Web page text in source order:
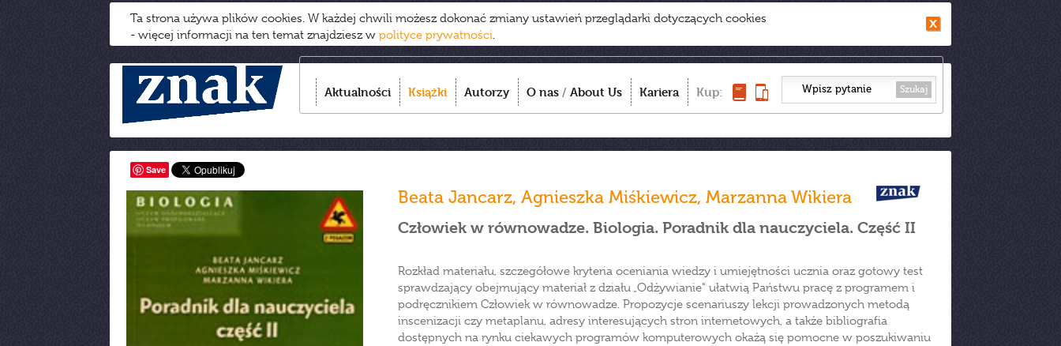
Ta strona używa plików cookies. W każdej chwili możesz dokonać zmiany ustawień przeglądarki dotyczących cookies
- więcej informacji na ten temat znajdziesz w polityce prywatności.
Aktualności Książki Autorzy O nas / About Us Kariera Kup: Szukaj
Save
Beata Jancarz, Agnieszka Miśkiewicz, Marzanna Wikiera
Człowiek w równowadze. Biologia. Poradnik dla nauczyciela. Część II
Rozkład materiału, szczegółowe kryteria oceniania wiedzy i umiejętności ucznia oraz gotowy test
sprawdzający obejmujący materiał z działu „Odżywianie" ułatwią Państwu pracę z programem i
podręcznikiem Człowiek w równowadze. Propozycje scenariuszy lekcji prowadzonych metodą
inscenizacji czy metaplanu, adresy interesujących stron internetowych, a także bibliografia
dostępnych na rynku ciekawych programów komputerowych okażą się pomocne w poszukiwaniu